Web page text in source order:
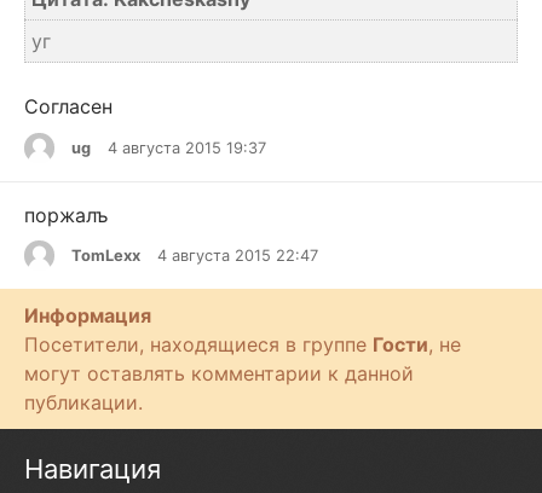
уг
Согласен
ug 4 августа 2015 19:37
поржалъ
TomLexx 4 августа 2015 22:47
Информация
Посетители, находящиеся в группе Гости, не
могут оставлять комментарии к данной
публикации.
Навигация